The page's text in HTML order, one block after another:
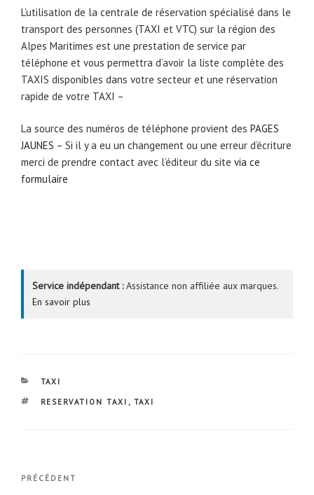
L’utilisation de la centrale de réservation spécialisé dans le
transport des personnes (TAXI et VTC) sur la région des
Alpes Maritimes est une prestation de service par
téléphone et vous permettra d’avoir la liste complète des
TAXIS disponibles dans votre secteur et une réservation
rapide de votre TAXI –
La source des numéros de téléphone provient des PAGES
JAUNES – Si il y a eu un changement ou une erreur d’écriture
merci de prendre contact avec l’éditeur du site via ce
formulaire
Service indépendant :Assistance non affiliée aux marques.
En savoir plus
CATÉGORIES
TAXI
ÉTIQUETTES
RESERVATION TAXI , TAXI
Navigation
Article
PRÉCÉDENT